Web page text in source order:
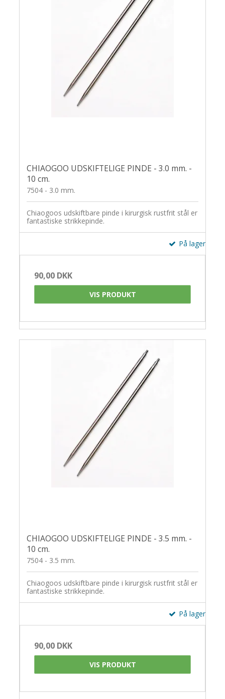
CHIAOGOO UDSKIFTELIGE PINDE - 3.0 mm. -
10 cm.
7504 - 3.0 mm.
Chiaogoos udskiftbare pinde i kirurgisk rustfrit stål er
fantastiske strikkepinde.
På lager
90,00 DKK
VIS PRODUKT
CHIAOGOO UDSKIFTELIGE PINDE - 3.5 mm. -
10 cm.
7504 - 3.5 mm.
Chiaogoos udskiftbare pinde i kirurgisk rustfrit stål er
fantastiske strikkepinde.
På lager
90,00 DKK
VIS PRODUKT